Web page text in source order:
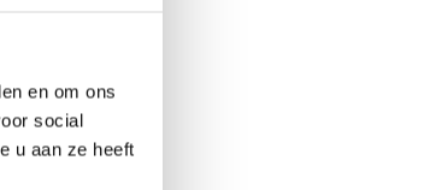
en om ons
social
u aan ze heeft
pour
nos 3